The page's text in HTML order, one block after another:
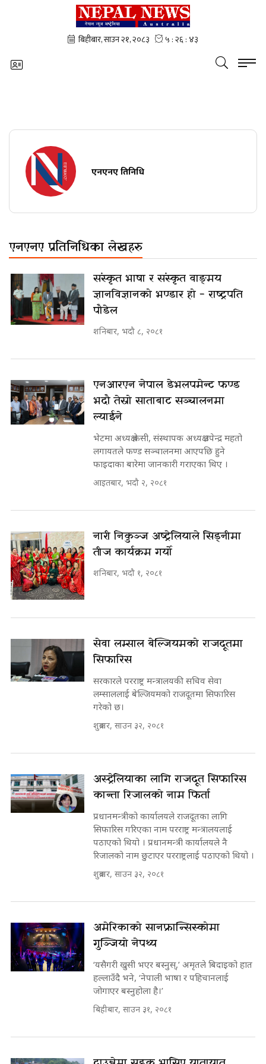
एनएनए प्रतिनिधि
एनएनए प्रतिनिधिका लेखहरु
संस्कृत भाषा र संस्कृत वाङ्मय
ज्ञानविज्ञानको भण्डार हो - राष्ट्रपति
पौडेल
शनिबार, भदौ ८, २०८१
एनआरएन नेपाल डेभलपमेन्ट फण्ड
भदौ तेस्रो साताबाट सञ्चालनमा
ल्याईने
भेटमा अध्यक्ष केसी, संस्थापक अध्यक्ष उपेन्द्र महतो
लगायतले फण्ड सञ्चालनमा आएपछि हुने
फाइदाका बारेमा जानकारी गराएका थिए ।
आइतबार, भदौ २, २०८१
नारी निकुञ्ज अष्ट्रेलियाले सिड्नीमा
तीज कार्यक्रम गर्यो
शनिबार, भदौ १, २०८१
सेवा लम्साल बेल्जियमको राजदूतमा
सिफारिस
सरकारले परराष्ट्र मन्त्रालयकी सचिव सेवा
लम्साललाई बेल्जियमको राजदूतमा सिफारिस
गरेको छ।
शुक्रबार, साउन ३२, २०८१
अस्ट्रेलियाका लागि राजदूत सिफारिस
कान्ता रिजालको नाम फिर्ता
प्रधानमन्त्रीको कार्यालयले राजदूतका लागि
सिफारिस गरिएका नाम परराष्ट्र मन्त्रालयलाई
पठाएको थियो । प्रधानमन्त्री कार्यालयले नै
रिजालको नाम छुटाएर परराष्ट्रलाई पठाएको थियो ।
शुक्रबार, साउन ३२, २०८१
अमेरिकाको सानफ्रान्सिस्कोमा
गुञ्जियो नेपथ्य
‘यसैगरी खुसी भएर बस्नुस्,’ अमृतले बिदाइको हात
हल्लाउँदै भने, ‘नेपाली भाषा र पहिचानलाई
जोगाएर बस्नुहोला है।’
बिहीबार, साउन ३१, २०८१